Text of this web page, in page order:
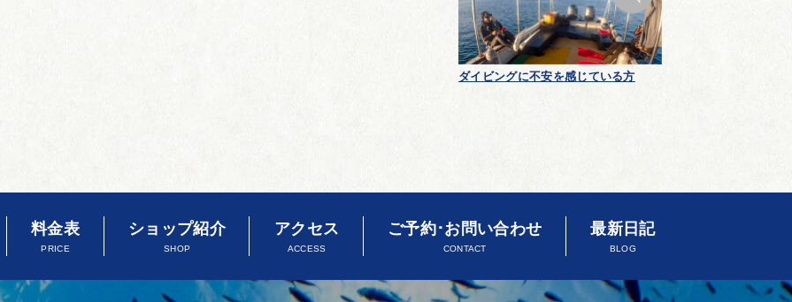
ダイビングに不安を感じている方
料金表
PRICE
ショップ紹介
SHOP
アクセス
ACCESS
ご予約･お問い合わせ
CONTACT
最新日記
BLOG